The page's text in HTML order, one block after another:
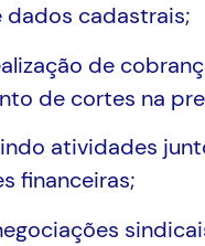
dados cadastrais;
de
de cortes na
atividades
financeiras;